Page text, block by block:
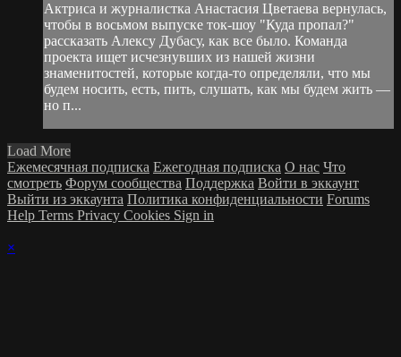
Актриса и журналистка Анастасия Цветаева вернулась,
чтобы в восьмом выпуске ток-шоу "Куда пропал?"
рассказать Алексу Дубасу, как все было. Команда
проекта ищет исчезнувших из нашей жизни
знаменитостей, которые когда-то определяли, что мы
будем носить, есть, пить, слушать, как мы будем жить —
но п...
Load More
Ежемесячная подписка Ежегодная подписка О нас Что
смотреть Форум сообщества Поддержка Войти в эккаунт
Выйти из эккаунта Политика конфиденциальности Forums
Help Terms Privacy Cookies Sign in
×